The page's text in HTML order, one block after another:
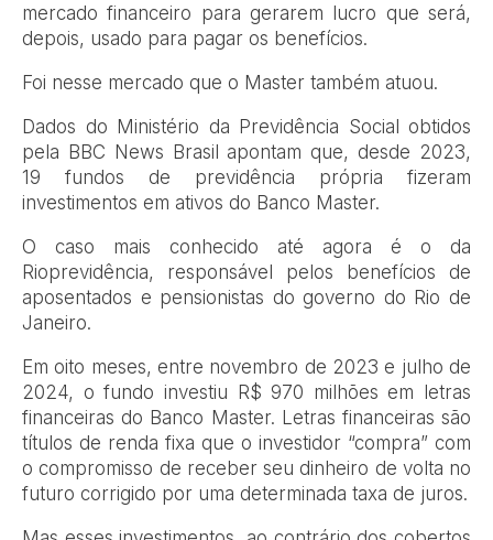
mercado financeiro para gerarem lucro que será,
depois, usado para pagar os benefícios.
Foi nesse mercado que o Master também atuou.
Dados do Ministério da Previdência Social obtidos
pela BBC News Brasil apontam que, desde 2023,
19 fundos de previdência própria fizeram
investimentos em ativos do Banco Master.
O caso mais conhecido até agora é o da
Rioprevidência, responsável pelos benefícios de
aposentados e pensionistas do governo do Rio de
Janeiro.
Em oito meses, entre novembro de 2023 e julho de
2024, o fundo investiu R$ 970 milhões em letras
financeiras do Banco Master. Letras financeiras são
títulos de renda fixa que o investidor “compra” com
o compromisso de receber seu dinheiro de volta no
futuro corrigido por uma determinada taxa de juros.